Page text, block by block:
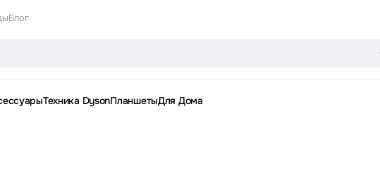
Блог
Техника DysonПланшетыДля Дома